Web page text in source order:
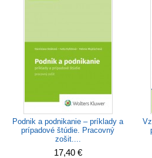
Podnik a podnikanie – príklady a
prípadové štúdie. Pracovný
zošit....
17,40 €